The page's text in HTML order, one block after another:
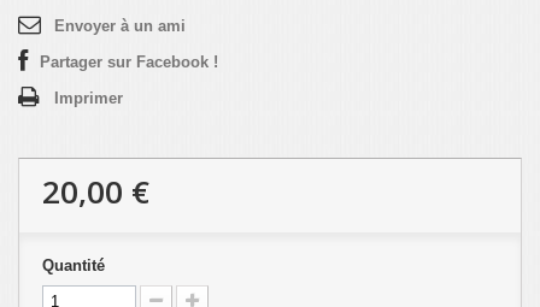
Envoyer à un ami
Partager sur Facebook !
Imprimer
20,00 €
Quantité